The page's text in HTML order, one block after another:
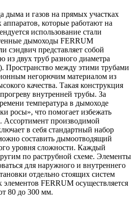
дыма и газов на прямых участках
которые работают на
использование стали
дымоходы FERRUM
сэндвич представляет собой
из двух труб разного диаметра
Пространство между этими трубами
негорючим материалом из
качества. Такая конструкция
внутренней трубы. За
температура в дымоходе
росы», что помогает избежать
Ассортимент производимой
в себя стандартный набор
составить дымоотводящий
уровня сложности. Каждый
по раструбной схеме. Элементы
для наружного и внутреннего
отдельно стоящих систем
FERRUM осуществляется
80 до 300 мм.